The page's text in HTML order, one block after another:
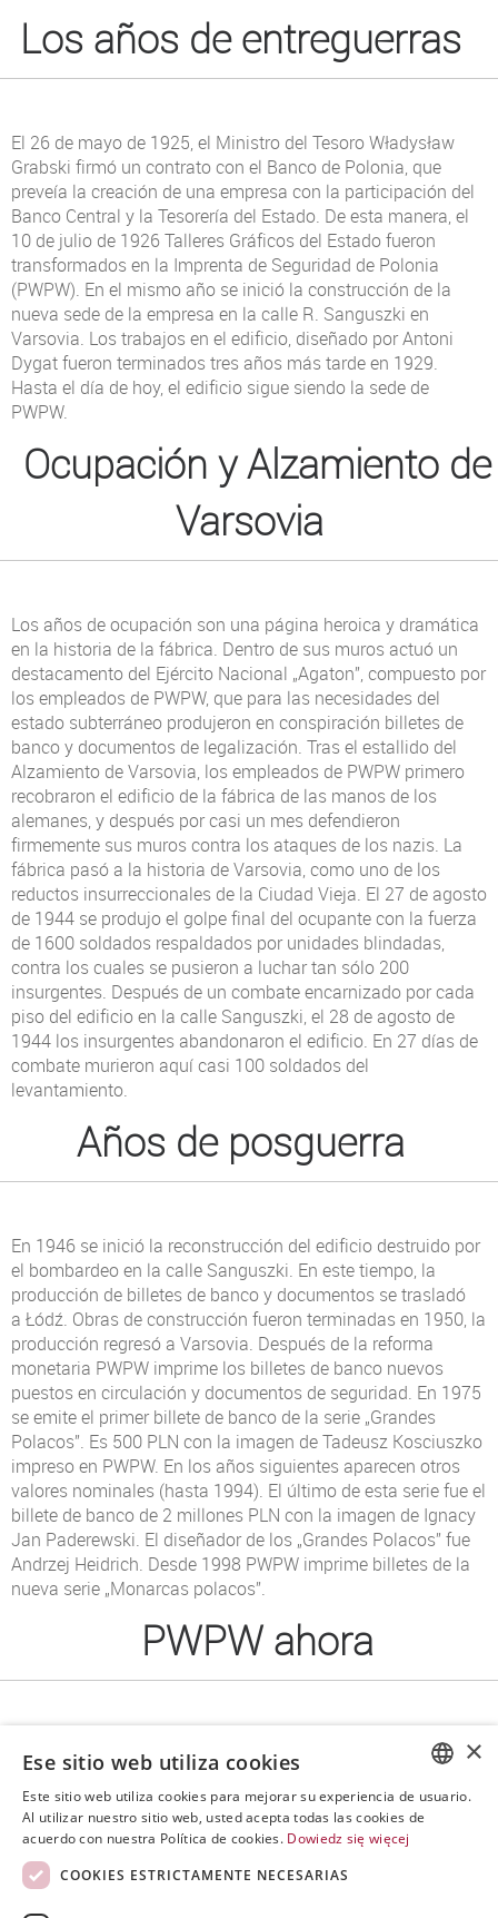
Los años de entreguerras
El 26 de mayo de 1925, el Ministro del Tesoro Władysław
Grabski firmó un contrato con el Banco de Polonia, que
preveía la creación de una empresa con la participación del
Banco Central y la Tesorería del Estado. De esta manera, el
10 de julio de 1926 Talleres Gráficos del Estado fueron
transformados en la Imprenta de Seguridad de Polonia
(PWPW). En el mismo año se inició la construcción de la
nueva sede de la empresa en la calle R. Sanguszki en
Varsovia. Los trabajos en el edificio, diseñado por Antoni
Dygat fueron terminados tres años más tarde en 1929.
Hasta el día de hoy, el edificio sigue siendo la sede de
PWPW.
Ocupación y Alzamiento de
Varsovia
Los años de ocupación son una página heroica y dramática
en la historia de la fábrica. Dentro de sus muros actuó un
destacamento del Ejército Nacional „Agaton”, compuesto por
los empleados de PWPW, que para las necesidades del
estado subterráneo produjeron en conspiración billetes de
banco y documentos de legalización. Tras el estallido del
Alzamiento de Varsovia, los empleados de PWPW primero
recobraron el edificio de la fábrica de las manos de los
alemanes, y después por casi un mes defendieron
firmemente sus muros contra los ataques de los nazis. La
fábrica pasó a la historia de Varsovia, como uno de los
reductos insurreccionales de la Ciudad Vieja. El 27 de agosto
de 1944 se produjo el golpe final del ocupante con la fuerza
de 1600 soldados respaldados por unidades blindadas,
contra los cuales se pusieron a luchar tan sólo 200
insurgentes. Después de un combate encarnizado por cada
piso del edificio en la calle Sanguszki, el 28 de agosto de
1944 los insurgentes abandonaron el edificio. En 27 días de
combate murieron aquí casi 100 soldados del
levantamiento.
Años de posguerra
En 1946 se inició la reconstrucción del edificio destruido por
el bombardeo en la calle Sanguszki. En este tiempo, la
producción de billetes de banco y documentos se trasladó
a Łódź. Obras de construcción fueron terminadas en 1950, la
producción regresó a Varsovia. Después de la reforma
monetaria PWPW imprime los billetes de banco nuevos
puestos en circulación y documentos de seguridad. En 1975
se emite el primer billete de banco de la serie „Grandes
Polacos”. Es 500 PLN con la imagen de Tadeusz Kosciuszko
impreso en PWPW. En los años siguientes aparecen otros
valores nominales (hasta 1994). El último de esta serie fue el
billete de banco de 2 millones PLN con la imagen de Ignacy
Jan Paderewski. El diseñador de los „Grandes Polacos” fue
Andrzej Heidrich. Desde 1998 PWPW imprime billetes de la
nueva serie „Monarcas polacos”.
PWPW ahora
Los últimos años 90 del siglo XX y la primera década del
siglo XXI es una época en que PWPW desarrolla
dinámicamente nuevas competencias digitales, invierte en
nuevos productos e inicia con éxito actividades de
exportación. En la actualidad, es una de las empresas más
modernas del ramo de security printing en Europa.
POLISH
×
Ese sitio web utiliza cookies
Este sitio web utiliza cookies para mejorar su experiencia de usuario.
Al utilizar nuestro sitio web, usted acepta todas las cookies de
acuerdo con nuestra Política de cookies. Dowiedz się więcej
COOKIES ESTRICTAMENTE NECESARIAS